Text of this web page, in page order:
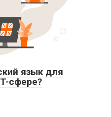
язык для
сфере?